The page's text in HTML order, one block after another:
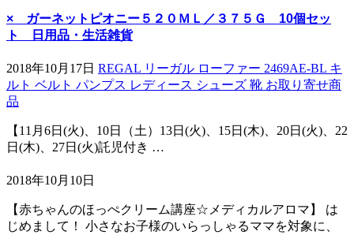
× ガーネットピオニー５２０ＭＬ／３７５Ｇ 10個セッ
ト 日用品・生活雑貨
2018年10月17日 REGAL リーガル ローファー 2469AE-BL キ
ルト ベルト パンプス レディース シューズ 靴 お取り寄せ商
品
【11月6日(火)、10日（土）13日(火)、15日(木)、20日(火)、22
日(木)、27日(火)託児付き …
2018年10月10日
【赤ちゃんのほっぺクリーム講座☆メディカルアロマ】 は
じめまして！ 小さなお子様のいらっしゃるママを対象に、